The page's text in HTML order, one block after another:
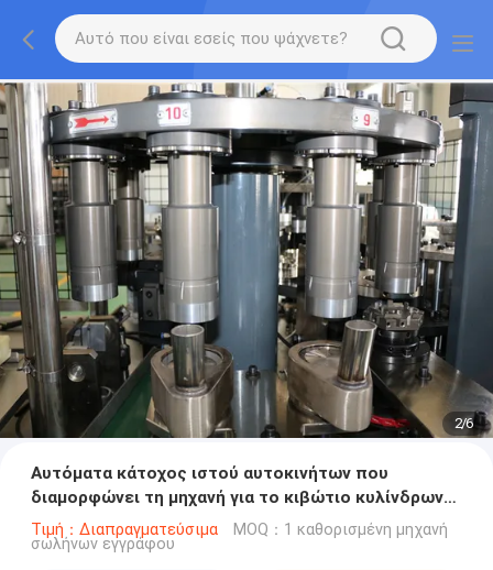
2/6
Αυτόματα κάτοχος ιστού αυτοκινήτων που
διαμορφώνει τη μηχανή για το κιβώτιο κυλίνδρων
με το υπερηχητικό & σύστημα ζεστού αέρα
Τιμή：Διαπραγματεύσιμα MOQ：1 καθορισμένη μηχανή
σωλήνων εγγράφου